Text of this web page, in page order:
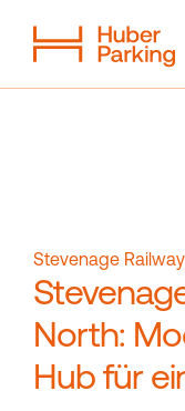
Magazin Kontakt
Stevenage
North:
Hub für